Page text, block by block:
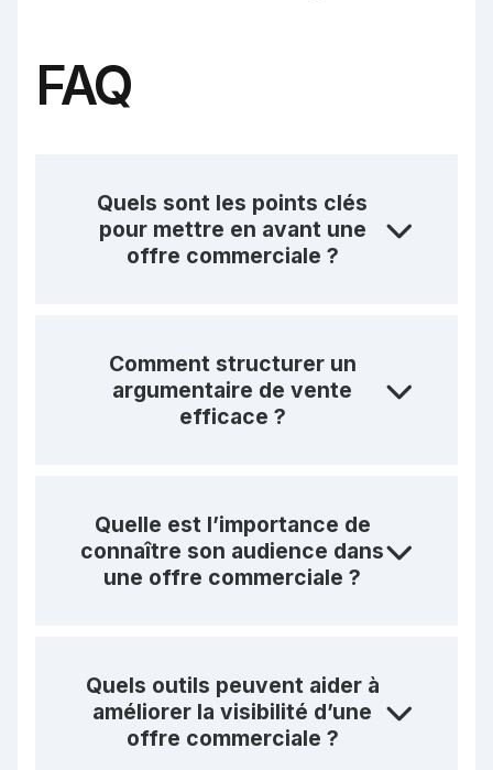
FAQ
Quels sont les points clés
pour mettre en avant une
offre commerciale ?
Comment structurer un
argumentaire de vente
efficace ?
Quelle est l’importance de
connaître son audience dans
une offre commerciale ?
Quels outils peuvent aider à
améliorer la visibilité d’une
offre commerciale ?